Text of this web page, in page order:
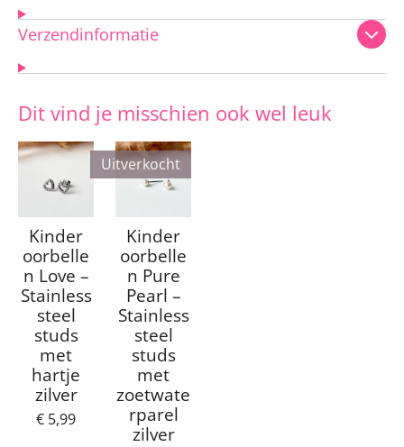
Verzendinformatie
Dit vind je misschien ook wel leuk
Kinder
oorbelle
n Love –
Stainless
steel
studs
met
hartje
zilver
€ 5,99
Uitverkocht
Kinder
oorbelle
n Pure
Pearl –
Stainless
steel
studs
met
zoetwate
rparel
zilver